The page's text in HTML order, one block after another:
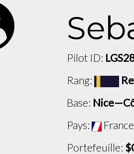
Pilot ID:
Rang:
Base:
Pays:
France
Portefeuille: